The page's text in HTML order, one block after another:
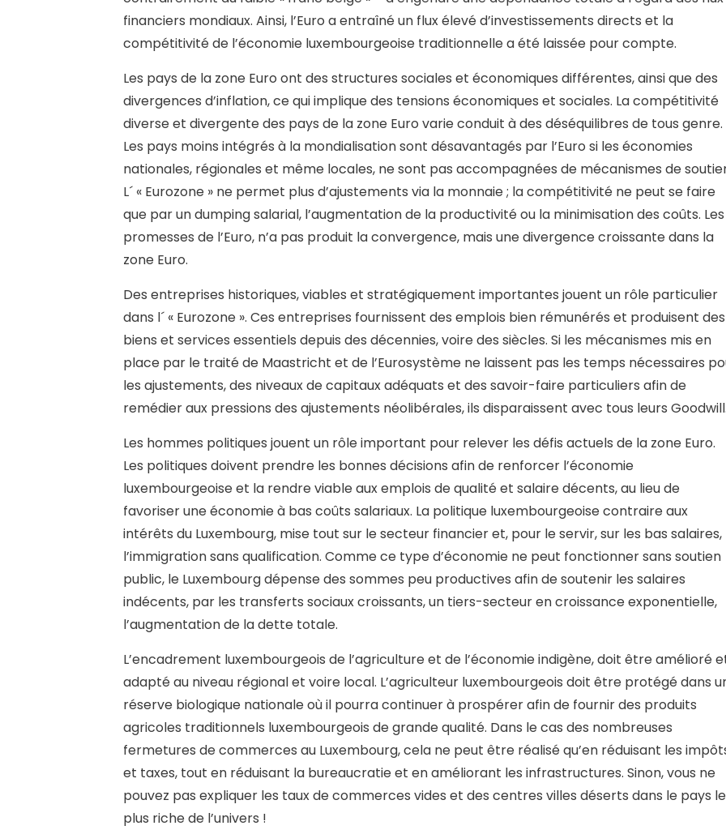
financiers mondiaux. Ainsi, l’Euro a entraîné un flux élevé d’investissements directs et la
compétitivité de l’économie luxembourgeoise traditionnelle a été laissée pour compte.
Les pays de la zone Euro ont des structures sociales et économiques différentes, ainsi que des
divergences d’inflation, ce qui implique des tensions économiques et sociales. La compétitivité
diverse et divergente des pays de la zone Euro varie conduit à des déséquilibres de tous genre.
Les pays moins intégrés à la mondialisation sont désavantagés par l’Euro si les économies
nationales, régionales et même locales, ne sont pas accompagnées de mécanismes de
L´ « Eurozone » ne permet plus d’ajustements via la monnaie ; la compétitivité ne peut se faire
que par un dumping salarial, l’augmentation de la productivité ou la minimisation des coûts. Les
promesses de l’Euro, n’a pas produit la convergence, mais une divergence croissante dans la
zone Euro.
Des entreprises historiques, viables et stratégiquement importantes jouent un rôle particulier
dans l´ « Eurozone ». Ces entreprises fournissent des emplois bien rémunérés et produisent des
biens et services essentiels depuis des décennies, voire des siècles. Si les mécanismes mis en
place par le traité de Maastricht et de l’Eurosystème ne laissent pas les temps nécessaires
les ajustements, des niveaux de capitaux adéquats et des savoir-faire particuliers afin de
remédier aux pressions des ajustements néolibérales, ils disparaissent avec tous leurs
Les hommes politiques jouent un rôle important pour relever les défis actuels de la zone Euro.
Les politiques doivent prendre les bonnes décisions afin de renforcer l’économie
luxembourgeoise et la rendre viable aux emplois de qualité et salaire décents, au lieu de
favoriser une économie à bas coûts salariaux. La politique luxembourgeoise contraire aux
intérêts du Luxembourg, mise tout sur le secteur financier et, pour le servir, sur les bas salaires,
l’immigration sans qualification. Comme ce type d’économie ne peut fonctionner sans soutien
public, le Luxembourg dépense des sommes peu productives afin de soutenir les salaires
indécents, par les transferts sociaux croissants, un tiers-secteur en croissance exponentielle,
l’augmentation de la dette totale.
L’encadrement luxembourgeois de l’agriculture et de l’économie indigène, doit être amélioré
adapté au niveau régional et voire local. L’agriculteur luxembourgeois doit être protégé dans
réserve biologique nationale où il pourra continuer à prospérer afin de fournir des produits
agricoles traditionnels luxembourgeois de grande qualité. Dans le cas des nombreuses
fermetures de commerces au Luxembourg, cela ne peut être réalisé qu’en réduisant les
et taxes, tout en réduisant la bureaucratie et en améliorant les infrastructures. Sinon, vous ne
pouvez pas expliquer les taux de commerces vides et des centres villes déserts dans le pays le
plus riche de l’univers !